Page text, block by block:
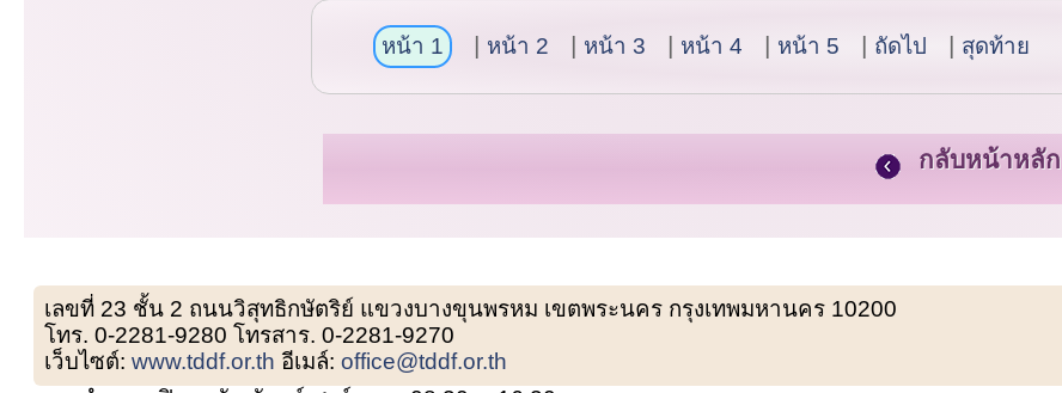
หน้า 1 หน้า 2 หน้า 3 หน้า 4 หน้า 5 ถัดไป สุดท้าย
กลับหน้าหลัก
เลขที่ 23 ชั้น 2 ถนนวิสุทธิกษัตริย์ แขวงบางขุนพรหม เขตพระนคร กรุงเทพมหานคร 10200
โทร. 0-2281-9280 โทรสาร. 0-2281-9270
เว็บไซต์:www.tddf.or.th อีเมล์:office@tddf.or.th